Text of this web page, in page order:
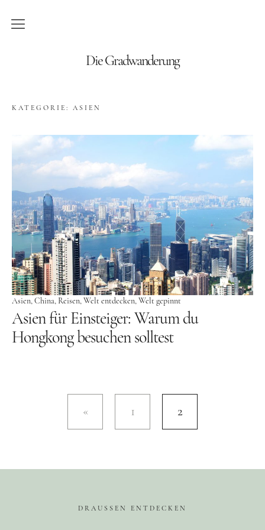
Die Gradwanderung
Blog
Afrika
Namibia
Seychellen
Amerika
Kanada
USA
Westküste
Ostküste
China
Japan
Baltikum
KATEGORIE: ASIEN
Asien China Reisen Welt entdecken Welt gepinnt
Asien für Einsteiger: Warum du
Hongkong besuchen solltest
1 2
DRAUSSEN ENTDECKEN